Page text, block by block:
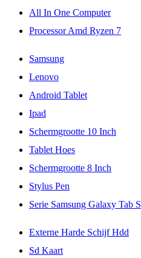
All In One Computer
Processor Amd Ryzen 7
Samsung
Lenovo
Android Tablet
Ipad
Schermgrootte 10 Inch
Tablet Hoes
Schermgrootte 8 Inch
Stylus Pen
Serie Samsung Galaxy Tab S
Externe Harde Schijf Hdd
Sd Kaart